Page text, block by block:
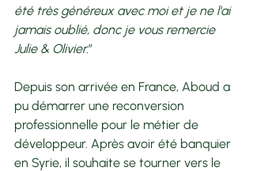
été très généreux avec moi et je ne l'ai
jamais oublié, donc je vous remercie
Julie & Olivier.”
Depuis son arrivée en France, Aboud a
pu démarrer une reconversion
professionnelle pour le métier de
développeur. Après avoir été banquier
en Syrie, il souhaite se tourner vers le